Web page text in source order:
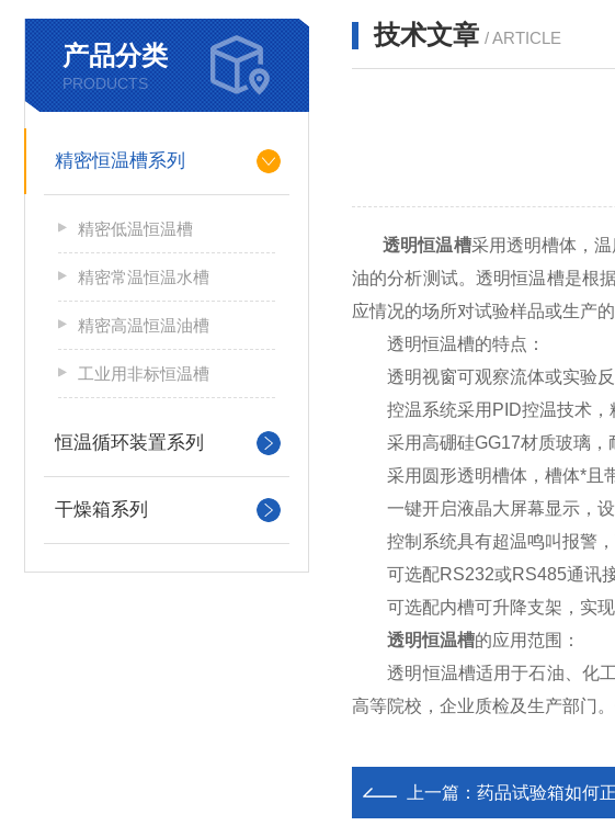
产品分类
PRODUCTS
精密恒温槽系列
精密低温恒温槽
精密常温恒温水槽
精密高温恒温油槽
工业用非标恒温槽
恒温循环装置系列
干燥箱系列
技术文章 / ARTICLE
透明恒温槽采用透明槽体，
油的分析测试。透明恒温槽是根
应情况的场所对试验样品或生产
透明恒温槽的特点：
透明视窗可观察流体或实验反
控温系统采用PID控温技术，
采用高硼硅GG17材质玻璃，
采用圆形透明槽体，槽体*且带
一键开启液晶大屏幕显示，设
控制系统具有超温鸣叫报警，
可选配RS232或RS485通讯接
可选配内槽可升降支架，实现
透明恒温槽的应用范围：
透明恒温槽适用于石油、化工
高等院校，企业质检及生产部门
上一篇： 药品试验箱如何